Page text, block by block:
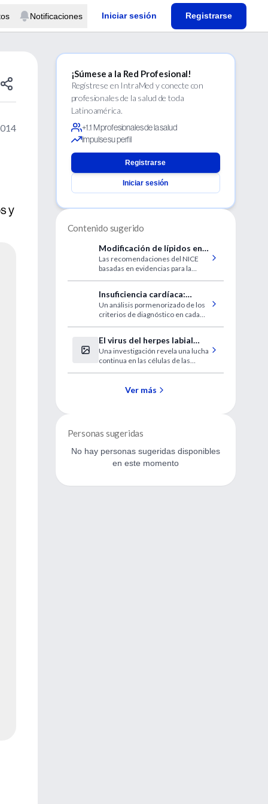
Notificaciones Iniciar sesión Registrarse
y
¡Súmese a la Red Profesional!
Regístrese en IntraMed y conecte con
profesionales de la salud de toda
Latinoamérica.
+1.1 M profesionales de la salud
Impulse su perfil
Registrarse
Iniciar sesión
Contenido sugerido
Modificación de lípidos en
prevención primaria y
secundaria
Las recomendaciones del NICE
basadas en evidencias para la
modificación de los lípidos.
Insuficiencia cardíaca:
diagnóstico y tratamiento
Un análisis pormenorizado de los
criterios de diagnóstico en cada
actualizadas.
El virus del herpes labial
está activo sin síntomas
Una investigación revela una lucha
continua en las células de las
Ver más
Personas sugeridas
No hay personas sugeridas disponibles
en este momento